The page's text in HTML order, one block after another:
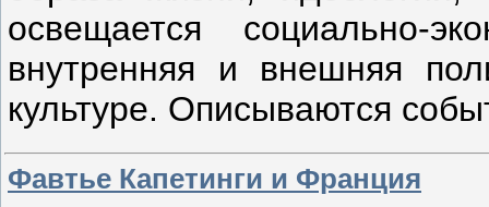
освещается социально-
внутренняя и внешняя
культуре. Описываются
Фавтье Капетинги и Франция